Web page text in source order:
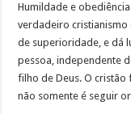
Humildade e
verdadeiro
de superioridade, e dá
pessoa, independente
filho de Deus. O cristão
não somente é seguir